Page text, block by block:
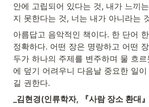
안에 고립되어 있다는 것, 내가 느끼
지 못한다는 것, 너는 내가 아니라는
아름답고 음악적인 책이다. 한 단어
정확하다. 어떤 장은 명랑하고 어떤
두가 하나의 주제를 변주하며 물 흐
에 덮기 어려우니 다음날 중요한 일
길 권한다.
_김현경(인류학자, 『사람 장소 환대